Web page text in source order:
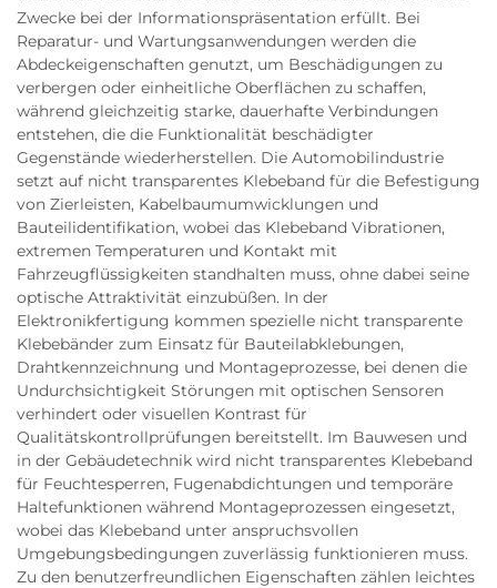
Zwecke bei der Informationspräsentation erfüllt. Bei
Reparatur- und Wartungsanwendungen werden die
Abdeckeigenschaften genutzt, um Beschädigungen zu
verbergen oder einheitliche Oberflächen zu schaffen,
während gleichzeitig starke, dauerhafte Verbindungen
entstehen, die die Funktionalität beschädigter
Gegenstände wiederherstellen. Die Automobilindustrie
setzt auf nicht transparentes Klebeband für die Befestigung
von Zierleisten, Kabelbaumumwicklungen und
Bauteilidentifikation, wobei das Klebeband Vibrationen,
extremen Temperaturen und Kontakt mit
Fahrzeugflüssigkeiten standhalten muss, ohne dabei seine
optische Attraktivität einzubüßen. In der
Elektronikfertigung kommen spezielle nicht transparente
Klebebänder zum Einsatz für Bauteilabklebungen,
Drahtkennzeichnung und Montageprozesse, bei denen die
Undurchsichtigkeit Störungen mit optischen Sensoren
verhindert oder visuellen Kontrast für
Qualitätskontrollprüfungen bereitstellt. Im Bauwesen und
in der Gebäudetechnik wird nicht transparentes Klebeband
für Feuchtesperren, Fugenabdichtungen und temporäre
Haltefunktionen während Montageprozessen eingesetzt,
wobei das Klebeband unter anspruchsvollen
Umgebungsbedingungen zuverlässig funktionieren muss.
Zu den benutzerfreundlichen Eigenschaften zählen leichtes